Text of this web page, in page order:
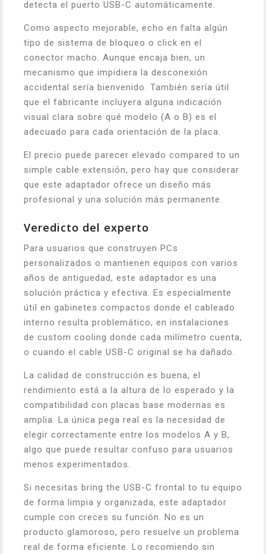
detecta el puerto USB-C automáticamente.
Como aspecto mejorable, echo en falta algún
tipo de sistema de bloqueo o click en el
conector macho. Aunque encaja bien, un
mecanismo que impidiera la desconexión
accidental sería bienvenido. También sería útil
que el fabricante incluyera alguna indicación
visual clara sobre qué modelo (A o B) es el
adecuado para cada orientación de la placa.
El precio puede parecer elevado compared to un
simple cable extensión, pero hay que considerar
que este adaptador ofrece un diseño más
profesional y una solución más permanente.
Veredicto del experto
Para usuarios que construyen PCs
personalizados o mantienen equipos con varios
años de antiguedad, este adaptador es una
solución práctica y efectiva. Es especialmente
útil en gabinetes compactos donde el cableado
interno resulta problemático, en instalaciones
de custom cooling donde cada milímetro cuenta,
o cuando el cable USB-C original se ha dañado.
La calidad de construcción es buena, el
rendimiento está a la altura de lo esperado y la
compatibilidad con placas base modernas es
amplia. La única pega real es la necesidad de
elegir correctamente entre los modelos A y B,
algo que puede resultar confuso para usuarios
menos experimentados.
Si necesitas bring the USB-C frontal to tu equipo
de forma limpia y organizada, este adaptador
cumple con creces su función. No es un
producto glamoroso, pero resuelve un problema
real de forma eficiente. Lo recomiendo sin